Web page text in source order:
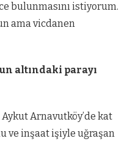
bulunmasını istiyorum.
ama vicdanen
altındaki parayı
Arnavutköy’de kat
ve inşaat işiyle uğraşan